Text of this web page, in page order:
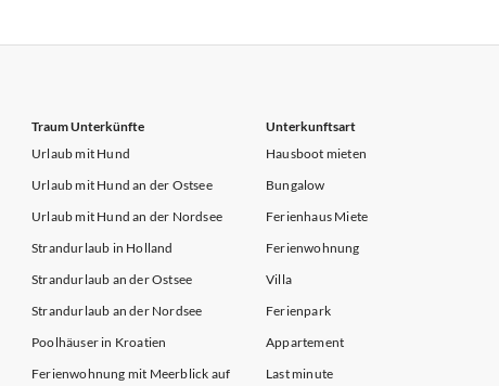
Traum Unterkünfte
Urlaub mit Hund
Urlaub mit Hund an der Ostsee
Urlaub mit Hund an der Nordsee
Strandurlaub in Holland
Strandurlaub an der Ostsee
Strandurlaub an der Nordsee
Poolhäuser in Kroatien
Ferienwohnung mit Meerblick auf
Unterkunftsart
Hausboot mieten
Bungalow
Ferienhaus Miete
Ferienwohnung
Villa
Ferienpark
Appartement
Last minute